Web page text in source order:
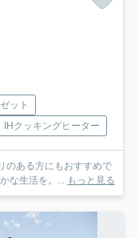
ット
IHクッキングヒーター
のある方にもおすすめで
な生活を。... もっと見る